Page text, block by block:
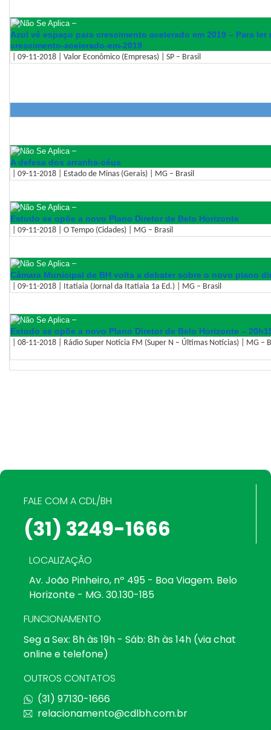
–
Azul vê espaço para crescimento acelerado em 2019 – Para
crescimento-acelerado-em-2019
| 09-11-2018 | Valor Econômico (Empresas) | SP – Brasil
–
A defesa dos arranha-céus
| 09-11-2018 | Estado de Minas (Gerais) | MG – Brasil
–
Estudo se opõe a novo Plano Diretor de Belo Horizonte
| 09-11-2018 | O Tempo (Cidades) | MG – Brasil
–
Câmara Municipal de BH volta a debater sobre o novo plano
| 09-11-2018 | Itatiaia (Jornal da Itatiaia 1a Ed.) | MG – Brasil
–
Estudo se opõe a novo Plano Diretor de Belo Horizonte –
| 08-11-2018 | Rádio Super Notícia FM (Super N – Últimas Notícias) | MG –
FALE COM A CDL/BH
(31) 3249-1666
LOCALIZAÇÃO
Av. João Pinheiro, nº 495 - Boa Viagem. Belo
Horizonte - MG. 30.130-185
FUNCIONAMENTO
Seg a Sex: 8h às 19h - Sáb: 8h às 14h (via chat
online e telefone)
OUTROS CONTATOS
(31) 97130-1666
relacionamento@cdlbh.com.br